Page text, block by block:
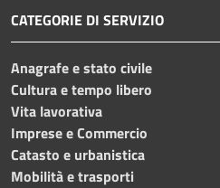
CATEGORIE DI SERVIZIO
Anagrafe e stato civile
Cultura e tempo libero
Vita lavorativa
Imprese e Commercio
Catasto e urbanistica
Mobilità e trasporti